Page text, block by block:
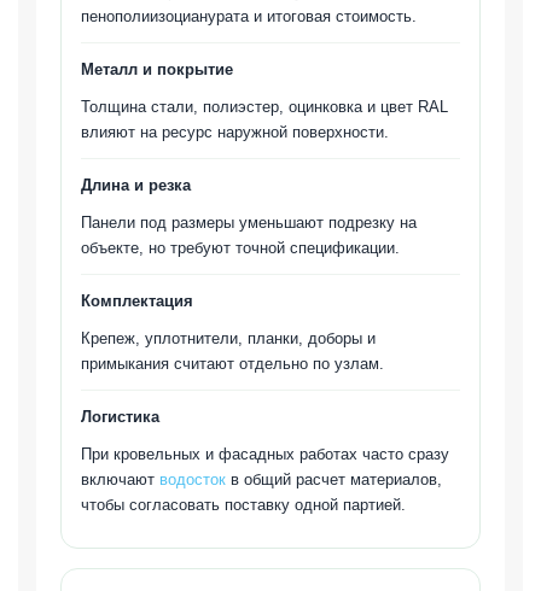
пенополиизоцианурата и итоговая стоимость.
Металл и покрытие
Толщина стали, полиэстер, оцинковка и цвет RAL
влияют на ресурс наружной поверхности.
Длина и резка
Панели под размеры уменьшают подрезку на
объекте, но требуют точной спецификации.
Комплектация
Крепеж, уплотнители, планки, доборы и
примыкания считают отдельно по узлам.
Логистика
При кровельных и фасадных работах часто сразу
включают водосток в общий расчет материалов,
чтобы согласовать поставку одной партией.